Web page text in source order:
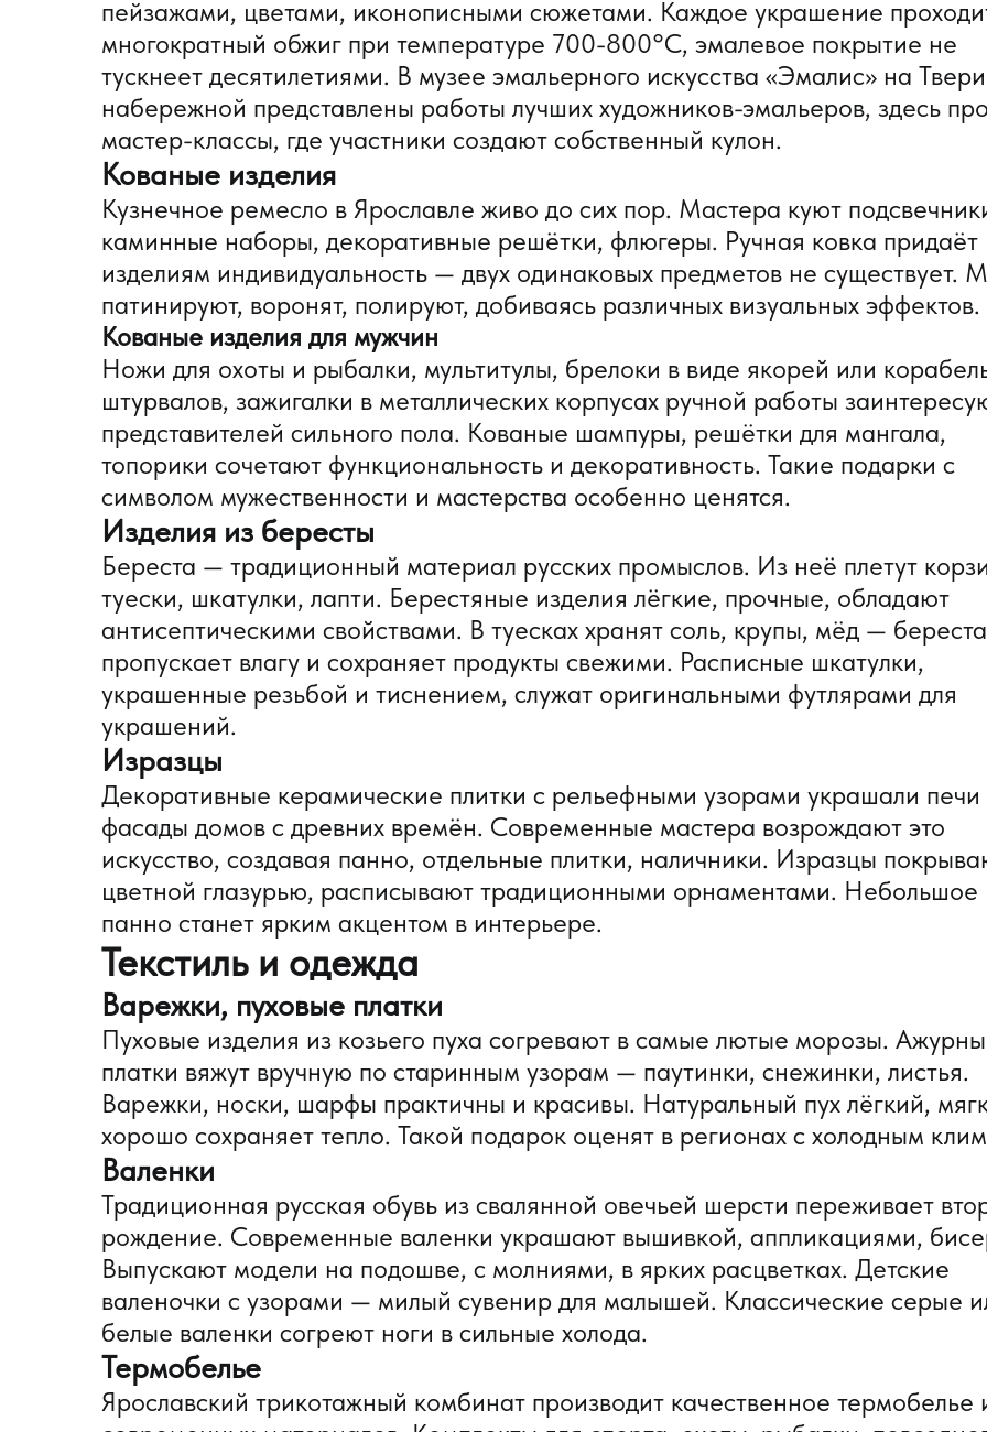
пейзажами, цветами, иконописными сюжетами. Каждое украшение
многократный обжиг при температуре 700-800°C, эмалевое покрытие не
тускнеет десятилетиями. В музее эмальерного искусства «Эмалис» на
набережной представлены работы лучших художников-эмальеров, здесь
мастер-классы, где участники создают собственный кулон.
Кованые изделия
Кузнечное ремесло в Ярославле живо до сих пор. Мастера куют
каминные наборы, декоративные решётки, флюгеры. Ручная ковка придаёт
изделиям индивидуальность — двух одинаковых предметов не существует.
патинируют, воронят, полируют, добиваясь различных визуальных эффектов.
Кованые изделия для мужчин
Ножи для охоты и рыбалки, мультитулы, брелоки в виде якорей или
штурвалов, зажигалки в металлических корпусах ручной работы
представителей сильного пола. Кованые шампуры, решётки для мангала,
топорики сочетают функциональность и декоративность. Такие подарки с
символом мужественности и мастерства особенно ценятся.
Изделия из бересты
Береста — традиционный материал русских промыслов. Из неё плетут
туески, шкатулки, лапти. Берестяные изделия лёгкие, прочные, обладают
антисептическими свойствами. В туесках хранят соль, крупы, мёд —
пропускает влагу и сохраняет продукты свежими. Расписные шкатулки,
украшенные резьбой и тиснением, служат оригинальными футлярами для
украшений.
Изразцы
Декоративные керамические плитки с рельефными узорами украшали печи
фасады домов с древних времён. Современные мастера возрождают это
искусство, создавая панно, отдельные плитки, наличники. Изразцы
цветной глазурью, расписывают традиционными орнаментами. Небольшое
панно станет ярким акцентом в интерьере.
Текстиль и одежда
Варежки, пуховые платки
Пуховые изделия из козьего пуха согревают в самые лютые морозы.
платки вяжут вручную по старинным узорам — паутинки, снежинки, листья.
Варежки, носки, шарфы практичны и красивы. Натуральный пух лёгкий,
хорошо сохраняет тепло. Такой подарок оценят в регионах с холодным
Валенки
Традиционная русская обувь из свалянной овечьей шерсти переживает
рождение. Современные валенки украшают вышивкой, аппликациями,
Выпускают модели на подошве, с молниями, в ярких расцветках. Детские
валеночки с узорами — милый сувенир для малышей. Классические серые
белые валенки согреют ноги в сильные холода.
Термобелье
Ярославский трикотажный комбинат производит качественное термобелье